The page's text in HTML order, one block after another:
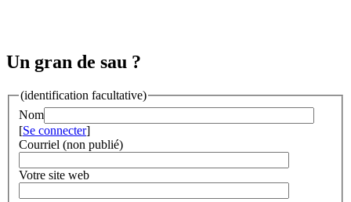
Un gran de sau ?
(identification facultative)
Nom
[Se connecter]
Courriel (non publié)
Votre site web